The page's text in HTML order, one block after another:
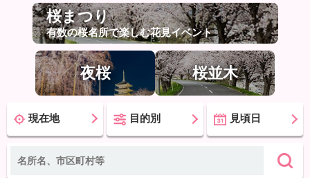
桜まつり
有数の桜名所で楽しむ花見イベント
夜桜 桜並木
現在地 目的別 見頃日